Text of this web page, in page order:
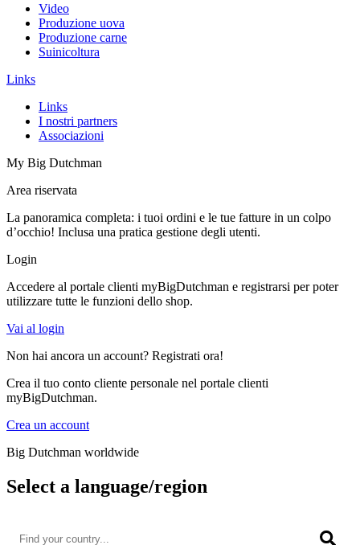
Video
Produzione uova
Produzione carne
Suinicoltura
Links
Links
I nostri partners
Associazioni
My Big Dutchman
Area riservata
La panoramica completa: i tuoi ordini e le tue fatture in un colpo
d’occhio! Inclusa una pratica gestione degli utenti.
Login
Accedere al portale clienti myBigDutchman e registrarsi per poter
utilizzare tutte le funzioni dello shop.
Vai al login
Non hai ancora un account? Registrati ora!
Crea il tuo conto cliente personale nel portale clienti
myBigDutchman.
Crea un account
Big Dutchman worldwide
Select a language/region